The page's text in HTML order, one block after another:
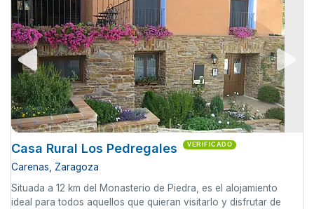
Casa Rural Los Pedregales VERIFICADO
Carenas, Zaragoza
Situada a 12 km del Monasterio de Piedra, es el alojamiento
ideal para todos aquellos que quieran visitarlo y disfrutar de